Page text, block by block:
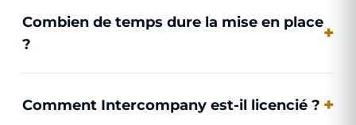
Combien de temps dure la mise en place
?
Comment Intercompany est-il licencié ?